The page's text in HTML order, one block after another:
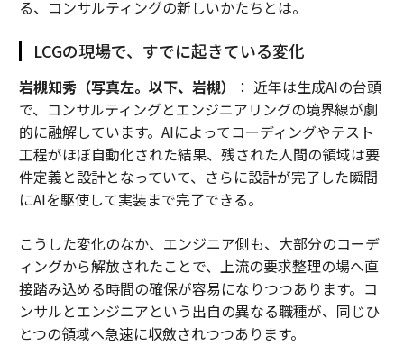
る、コンサルティングの新しいかたちとは。
LCGの現場で、すでに起きている変化
岩槻知秀（写真左。以下、岩槻）
： 近年は生成AIの台頭
で、コンサルティングとエンジニアリングの境界線が劇
的に融解しています。AIによってコーディングやテスト
工程がほぼ自動化された結果、残された人間の領域は要
件定義と設計となっていて、さらに設計が完了した瞬間
にAIを駆使して実装まで完了できる。
こうした変化のなか、エンジニア側も、大部分のコーデ
ィングから解放されたことで、上流の要求整理の場へ直
接踏み込める時間の確保が容易になりつつあります。コ
ンサルとエンジニアという出自の異なる職種が、同じひ
とつの領域へ急速に収斂されつつあります。